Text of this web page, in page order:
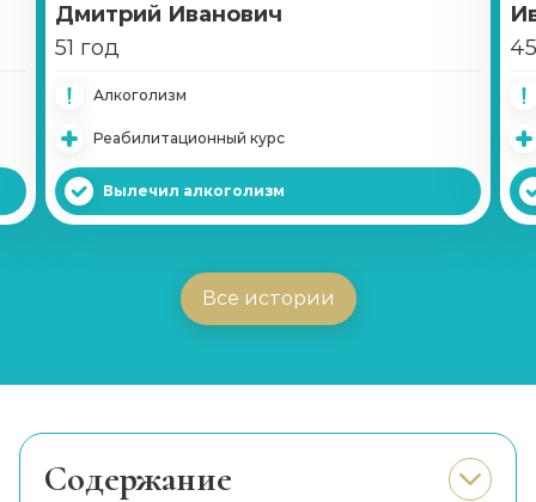
Дмитрий Иванович
51 год
Алкоголизм
Реабилитационный курс
Вылечил алкоголизм
Все истории
Cодержание